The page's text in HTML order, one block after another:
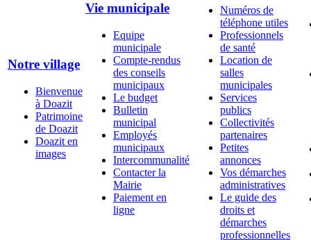
Notre village
Bienvenue
à Doazit
Patrimoine
de Doazit
Doazit en
images
Vie municipale
Equipe
municipale
Compte-rendus
des conseils
municipaux
Le budget
Bulletin
municipal
Employés
municipaux
Intercommunalité
Contacter la
Mairie
Paiement en
ligne
Numéros de
téléphone utiles
Professionnels
de santé
Location de
salles
municipales
Services
publics
Collectivités
partenaires
Petites
annonces
Vos démarches
administratives
Le guide des
droits et
démarches
professionnelles